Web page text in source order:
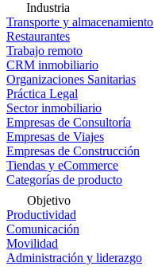
Industria
Transporte y almacenamiento
Restaurantes
Trabajo remoto
CRM inmobiliario
Organizaciones Sanitarias
Práctica Legal
Sector inmobiliario
Empresas de Consultoría
Empresas de Viajes
Empresas de Construcción
Tiendas y eCommerce
Categorías de producto
Objetivo
Productividad
Comunicación
Movilidad
Administración y liderazgo